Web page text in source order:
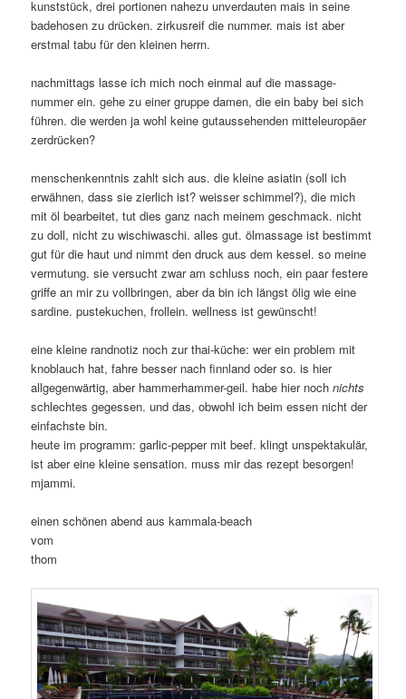
kunststück, drei portionen nahezu unverdauten mais in seine
badehosen zu drücken. zirkusreif die nummer. mais ist aber
erstmal tabu für den kleinen herrn.
nachmittags lasse ich mich noch einmal auf die massage-
nummer ein. gehe zu einer gruppe damen, die ein baby bei sich
führen. die werden ja wohl keine gutaussehenden mitteleuropäer
zerdrücken?
menschenkenntnis zahlt sich aus. die kleine asiatin (soll ich
erwähnen, dass sie zierlich ist? weisser schimmel?), die mich
mit öl bearbeitet, tut dies ganz nach meinem geschmack. nicht
zu doll, nicht zu wischiwaschi. alles gut. ölmassage ist bestimmt
gut für die haut und nimmt den druck aus dem kessel. so meine
vermutung. sie versucht zwar am schluss noch, ein paar festere
griffe an mir zu vollbringen, aber da bin ich längst ölig wie eine
sardine. pustekuchen, frollein. wellness ist gewünscht!
eine kleine randnotiz noch zur thai-küche: wer ein problem mit
knoblauch hat, fahre besser nach finnland oder so. is hier
allgegenwärtig, aber hammerhammer-geil. habe hier nochnichts
schlechtes gegessen. und das, obwohl ich beim essen nicht der
einfachste bin.
heute im programm: garlic-pepper mit beef. klingt unspektakulär,
ist aber eine kleine sensation. muss mir das rezept besorgen!
mjammi.
einen schönen abend aus kammala-beach
vom
thom